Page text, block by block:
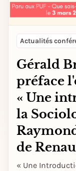
Actualités
Gérald
préface
« Une
la
de
« Une